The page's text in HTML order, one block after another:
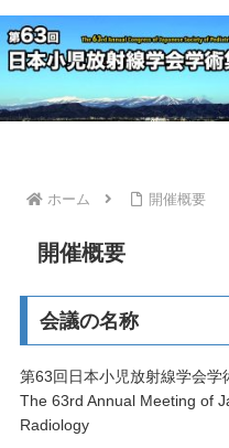
ホーム 開催概要
開催概要
会議の名称
第63回日本小児放射線学会学
The 63rd Annual Meeting of
Radiology